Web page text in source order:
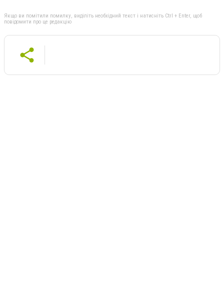
Якщо ви помітили помилку, виділіть необхідний текст і натисніть Ctrl + Enter, щоб
повідомити про це редакцію